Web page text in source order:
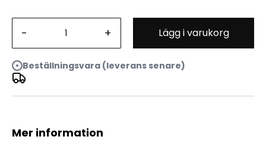
- + Lägg i varukorg
Beställningsvara (leverans senare)
GAZ-AAA Mod. 1943 Cargo Truck
Mer information